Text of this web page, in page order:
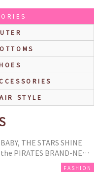
STYLE
THE STARS SHINE
PIRATES BRAND-NEW
FASHION